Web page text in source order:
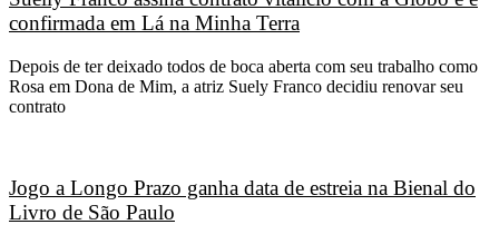
confirmada em Lá na Minha Terra
Depois de ter deixado todos de boca aberta com seu trabalho como
Rosa em Dona de Mim, a atriz Suely Franco decidiu renovar seu
contrato
Jogo a Longo Prazo ganha data de estreia na Bienal do
Livro de São Paulo